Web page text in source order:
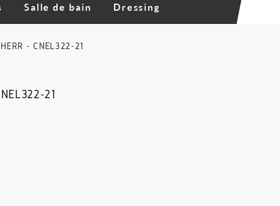
Salle de bain Dressing
- CNEL322-21
21